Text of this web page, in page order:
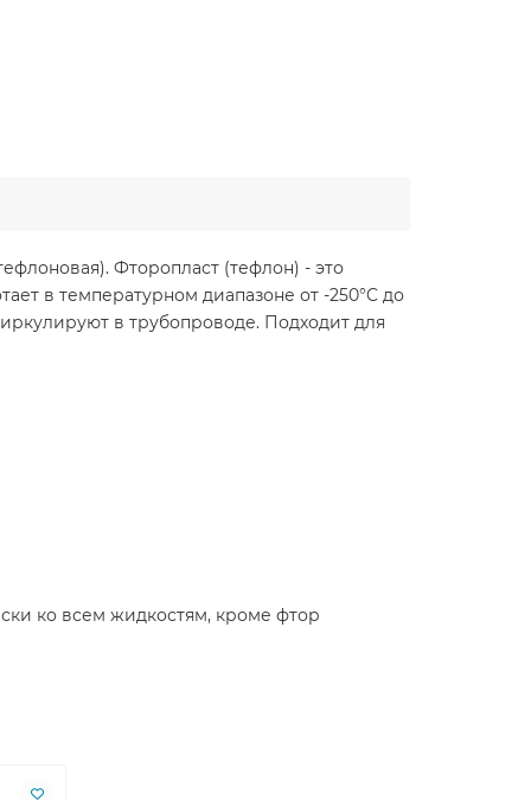
Фторопласт (тефлон) - это
в температурном диапазоне от -250°C до
в трубопроводе. Подходит для
ко всем жидкостям, кроме фтор